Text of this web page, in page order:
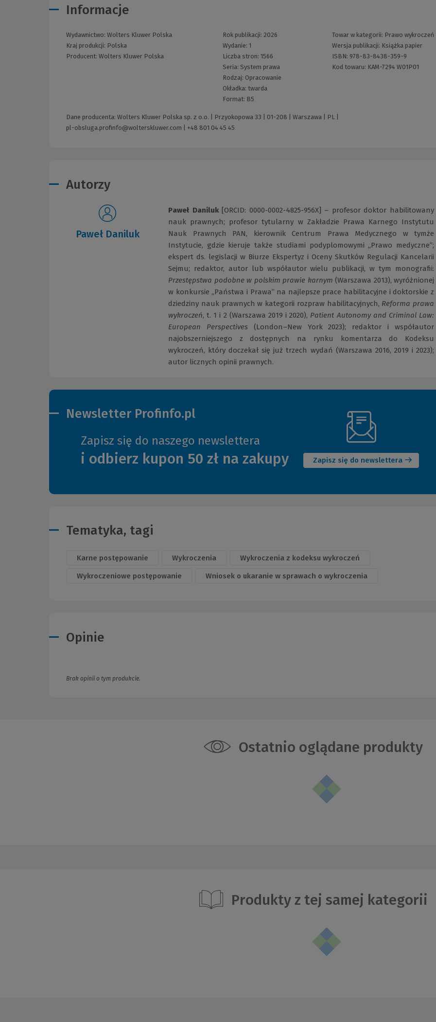
Informacje
Wydawnictwo: Wolters Kluwer Polska
Kraj produkcji: Polska
Producent: Wolters Kluwer Polska
Rok publikacji: 2026
Wydanie: 1
Liczba stron: 1566
Seria: System prawa
Rodzaj: Opracowanie
Okładka: twarda
Format: B5
Towar w kategorii: Prawo wykroczeń
Wersja publikacji: Książka papier
ISBN: 978-83-8438-359-9
Kod towaru: KAM-7294 W01P01
Dane producenta: Wolters Kluwer Polska sp. z o.o. | Przyokopowa 33 | 01-208 | Warszawa | PL |
pl-obsluga.profinfo@wolterskluwer.com
+48 801 04 45 45
Autorzy
Paweł Daniluk
Paweł Daniluk[ORCID: 0000-0002-4825-956X] – profesor doktor habilitowany
nauk prawnych; profesor tytularny w Zakładzie Prawa Karnego Instytutu
Nauk Prawnych PAN, kierownik Centrum Prawa Medycznego w tymże
Instytucie, gdzie kieruje także studiami podyplomowymi „Prawo medyczne”;
ekspert ds. legislacji w Biurze Ekspertyz i Oceny Skutków Regulacji Kancelarii
Sejmu; redaktor, autor lub współautor wielu publikacji, w tym monografii:
Przestępstwa podobne w polskim prawie karnym (Warszawa 2013), wyróżnionej
w konkursie „Państwa i Prawa” na najlepsze prace habilitacyjne i doktorskie z
dziedziny nauk prawnych w kategorii rozpraw habilitacyjnych, Reforma prawa
wykroczeń, t. 1 i 2 (Warszawa 2019 i 2020), Patient Autonomy and Criminal Law:
European Perspectives (London–New York 2023); redaktor i współautor
najobszerniejszego z dostępnych na rynku komentarza do Kodeksu
wykroczeń, który doczekał się już trzech wydań (Warszawa 2016, 2019 i 2023);
autor licznych opinii prawnych.
Newsletter Profinfo.pl
Zapisz się do naszego newslettera
i odbierz kupon 50 zł na zakupy Zapisz się do newslettera
okno)
Tematyka, tagi
Karne postępowanie Wykroczenia Wykroczenia z kodeksu wykroczeń
Wykroczeniowe postępowanie Wniosek o ukaranie w sprawach o wykroczenia
Opinie
Brak opinii o tym produkcie.
Ostatnio oglądane produkty
Produkty z tej samej kategorii